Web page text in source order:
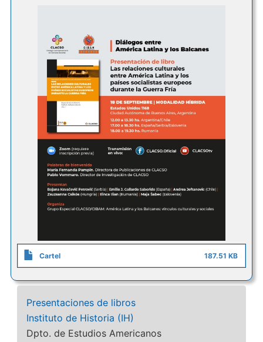
Cartel 187.51 KB
Presentaciones de libros
Instituto de Historia (IH)
Dpto. de Estudios Americanos